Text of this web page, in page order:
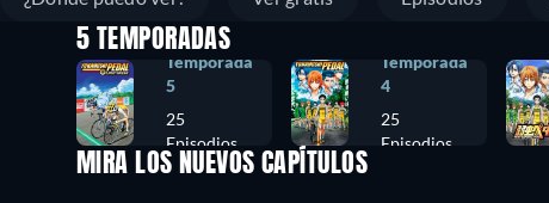
5 TEMPORADAS
Temporada
5
25
Episodios
Temporada
4
25
Episodios
MIRA LOS NUEVOS CAPÍTULOS